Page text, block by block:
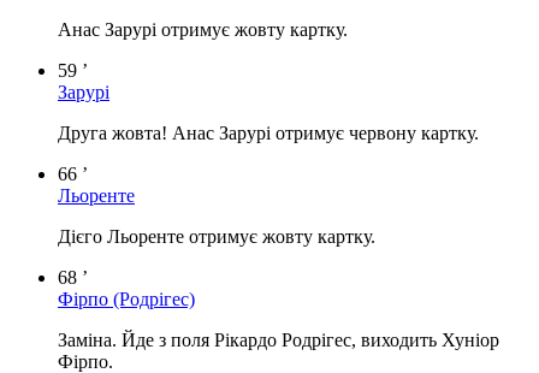
Анас Зарурі отримує жовту картку.
59 ’
Зарурі
Друга жовта! Анас Зарурі отримує червону картку.
66 ’
Льоренте
Дієго Льоренте отримує жовту картку.
68 ’
Фірпо (Родрігес)
Заміна. Йде з поля Рікардо Родрігес, виходить Хуніор
Фірпо.